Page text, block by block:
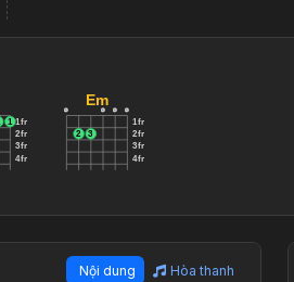
1fr
2fr
3fr
4fr
1
Em
1fr
2fr
3fr
4fr
o
2 3
o o o
Nội dung Hòa thanh